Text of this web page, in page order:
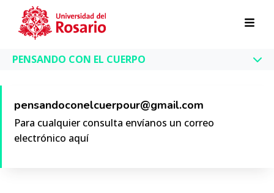
Pasar al contenido principal
PENSANDO CON EL CUERPO
pensandoconelcuerpour@gmail.com
Para cualquier consulta envíanos un correo
electrónico aquí